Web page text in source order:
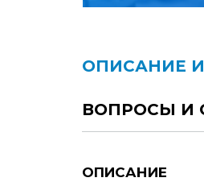
ОПИСАНИЕ
ВОПРОСЫ И
ОПИСАНИЕ